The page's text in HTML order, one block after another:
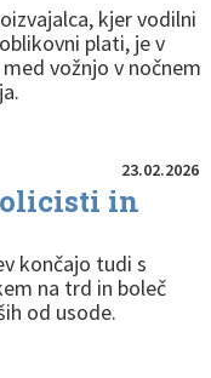
kjer vodilni
plati, je v
vožnjo v nočnem
23.02.2026
in
končajo tudi s
na trd in boleč
od usode.